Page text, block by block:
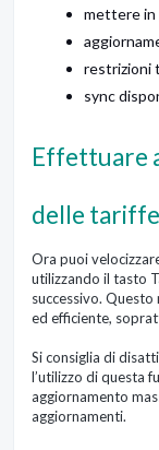
mettere in
restrizioni
sync
Effettuare
delle tariffe
Ora puoi
utilizzando il tasto
successivo.
ed efficiente,
Si consiglia di
l’utilizzo di questa
aggiornamento
aggiornamenti.